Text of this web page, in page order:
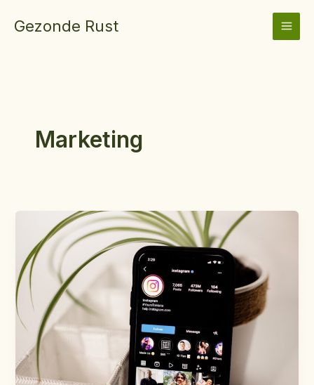
naarGezonde Rust
Marketing